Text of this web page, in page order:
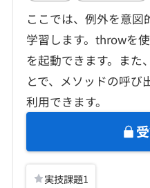
ここでは、例外を意
学習します。throwを
を起動できます。また
とで、メソッドの呼び
利用できます。
実技課題1